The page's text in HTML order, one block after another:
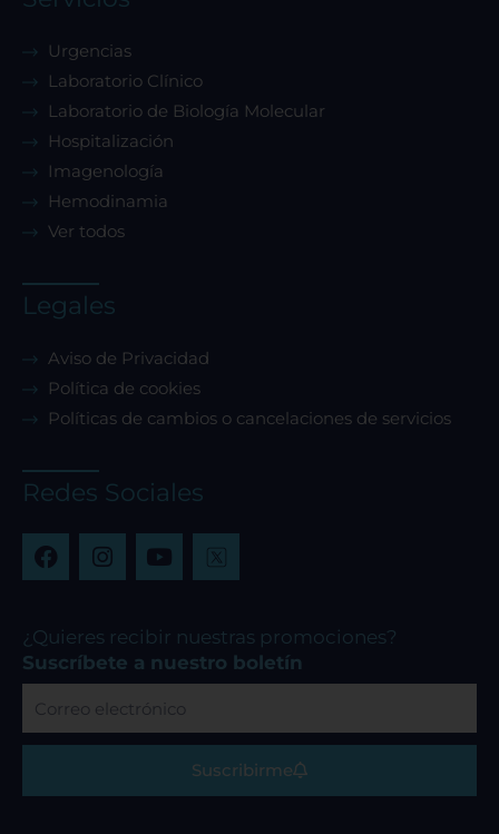
Urgencias
Laboratorio Clínico
Laboratorio de Biología Molecular
Hospitalización
Imagenología
Hemodinamia
Ver todos
Legales
Aviso de Privacidad
Política de cookies
Políticas de cambios o cancelaciones de servicios
Redes Sociales
F
a
b
o
o
k
I
n
a
g
r
a
m
Y
o
u
b
e
¿Quieres recibir nuestras promociones?
Suscríbete a nuestro boletín
electrónico
Suscribirme